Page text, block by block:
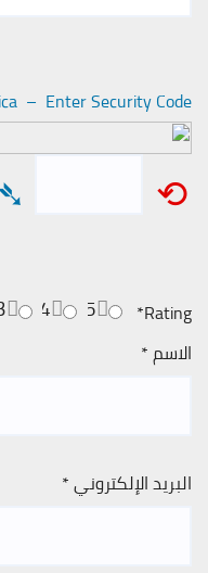
– Enter Security Code
⟲
Rating
*
5
4
الاسم*
البريد الإلكتروني*